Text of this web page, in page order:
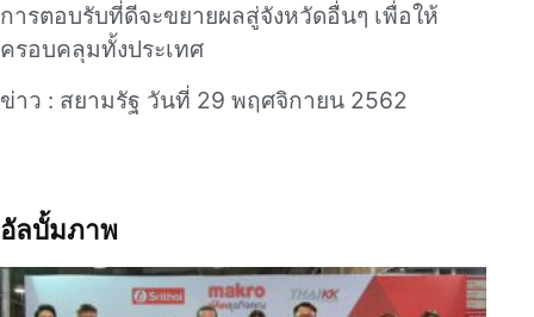
การตอบรับที่ดีจะขยายผลสู่จังหวัดอื่นๆ เพื่อให้
ครอบคลุมทั้งประเทศ
ข่าว : สยามรัฐ วันที่ 29 พฤศจิกายน 2562
อัลบั้มภาพ